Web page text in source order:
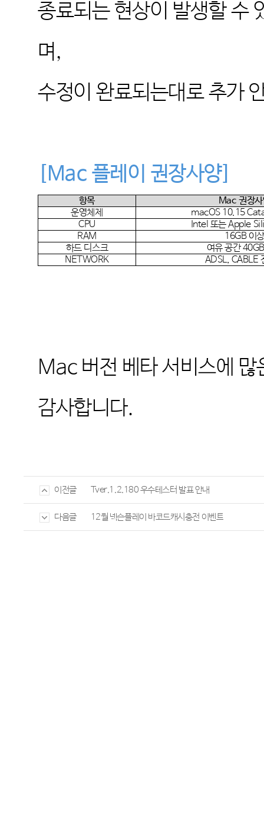
종료되는 현상이 발생할 수
며,
수정이 완료되는대로 추가
[Mac 플레이 권장사양]
항목 Mac 권장
운영체제
macOS 10.15
CPU
Intel 또는Apple
RAM
16GB 이상
하드 디스크
여유 공간
NETWORK
ADSL, CABLE
Mac 버전 베타 서비스에
감사합니다.
이전글 Tver.1.2.180 우수테스터 발표 안내
다음글 12월 넥슨플레이 바코드캐시충전 이벤트